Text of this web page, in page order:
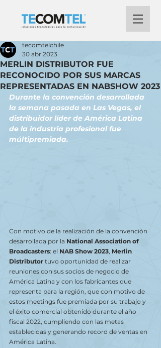
MERLIN DISTRIBUTOR FUE
RECONOCIDO POR SUS MARCAS
REPRESENTADAS EN NABSHOW 2023
tecomtelchile
30 abr 2023
Durante la convención desarrollada
la semana pasada en Las Vegas, el
distribuidor líder de América Latina
de la industria profesional fue
múltipremiada.
Con motivo de la realización de la convención
desarrollada por la National Association of
Broadcasters: el NAB Show 2023, Merlin
Distributor tuvo oportunidad de realizar
reuniones con sus socios de negocio de
América Latina y con los fabricantes que
representa para la región, que con motivo de
estos meetings fue premiada por su trabajo y
el éxito comercial obtenido durante el año
fiscal 2022, cumpliendo con las metas
establecidas y generando record de ventas en
América Latina.